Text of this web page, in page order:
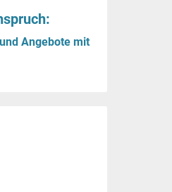
Angebote mit